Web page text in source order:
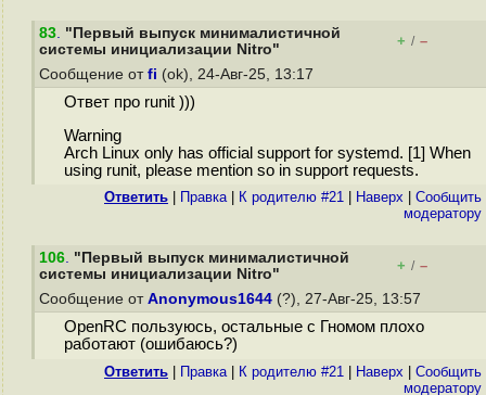
83. "Первый выпуск минималистичной
системы инициализации Nitro"
+ / –
Сообщение от fi (ok), 24-Авг-25, 13:17
Ответ про runit )))
Warning
Arch Linux only has official support for systemd. [1] When
using runit, please mention so in support requests.
Ответить Правка| К родителю #21 Наверх
Cообщить
модератору
106. "Первый выпуск минималистичной
системы инициализации Nitro"
+ / –
Сообщение от Anonymous1644 (?), 27-Авг-25, 13:57
OpenRC пользуюсь, остальные с Гномом плохо
работают (ошибаюсь?)
Ответить Правка| К родителю #21 Наверх
Cообщить
модератору